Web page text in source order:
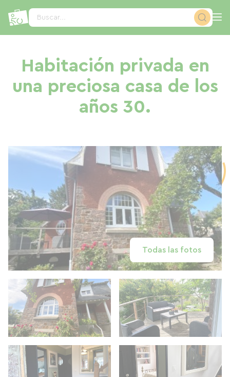
Buscar...
Habitación privada en
una preciosa casa de los
años 30.
Todas las fotos
Panel de gestión de cookies